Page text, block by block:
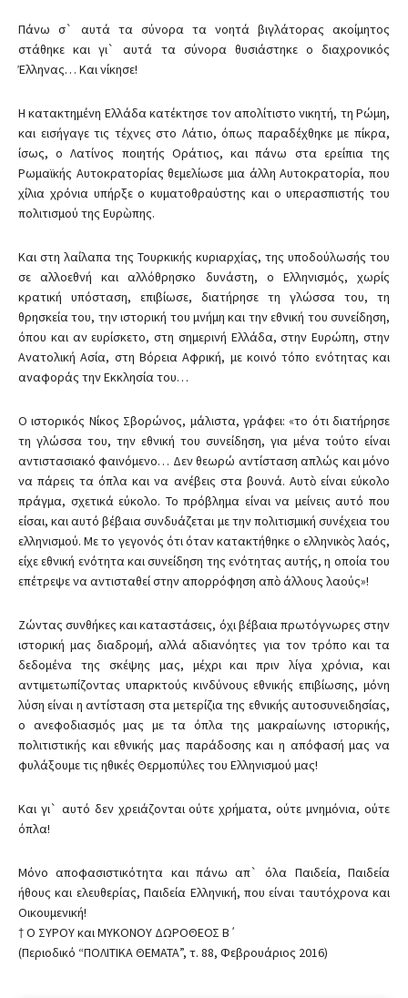
Πάνω σ` αυτά τα σύνορα τα νοητά βιγλάτορας ακοίμητος
στάθηκε και γι` αυτά τα σύνορα θυσιάστηκε ο διαχρονικός
Έλληνας… Και νίκησε!
Η κατακτημένη Ελλάδα κατέκτησε τον απολίτιστο νικητή, τη Ρώμη,
και εισήγαγε τις τέχνες στο Λάτιο, όπως παραδέχθηκε με πίκρα,
ίσως, ο Λατίνος ποιητής Οράτιος, και πάνω στα ερείπια της
Ρωμαϊκής Αυτοκρατορίας θεμελίωσε μια άλλη Αυτοκρατορία, που
χίλια χρόνια υπήρξε ο κυματοθραύστης και ο υπερασπιστής του
πολιτισμού της Ευρὼπης.
Και στη λαίλαπα της Τουρκικής κυριαρχίας, της υποδούλωσής του
σε αλλοεθνή και αλλόθρησκο δυνάστη, ο Ελληνισμός, χωρίς
κρατική υπόσταση, επιβίωσε, διατήρησε τη γλώσσα του, τη
θρησκεία του, την ιστορική του μνήμη και την εθνική του συνείδηση,
όπου και αν ευρίσκετο, στη σημερινή Ελλάδα, στην Ευρώπη, στην
Ανατολική Ασία, στη Βόρεια Αφρική, με κοινό τόπο ενότητας και
αναφοράς την Εκκλησία του…
Ο ιστορικός Νίκος Σβορώνος, μάλιστα, γράφει: «το ότι διατήρησε
τη γλώσσα του, την εθνική του συνείδηση, για μένα τούτο είναι
αντιστασιακό φαινόμενο… Δεν θεωρώ αντίσταση απλώς και μόνο
να πάρεις τα όπλα και να ανέβεις στα βουνά. Αυτὸ είναι εύκολο
πράγμα, σχετικά εύκολο. Το πρόβλημα είναι να μείνεις αυτό που
είσαι, και αυτό βέβαια συνδυάζεται με την πολιτισμική συνέχεια του
ελληνισμού. Με το γεγονός ότι όταν κατακτήθηκε ο ελληνικὸς λαός,
είχε εθνική ενότητα και συνείδηση της ενότητας αυτής, η οποία του
επέτρεψε να αντισταθεί στην απορρόφηση απὸ άλλους λαούς»!
Ζώντας συνθήκες και καταστάσεις, όχι βέβαια πρωτόγνωρες στην
ιστορική μας διαδρομή, αλλά αδιανόητες για τον τρόπο και τα
δεδομένα της σκέψης μας, μέχρι και πριν λίγα χρόνια, και
αντιμετωπίζοντας υπαρκτούς κινδύνους εθνικής επιβίωσης, μόνη
λύση είναι η αντίσταση στα μετερίζια της εθνικής αυτοσυνειδησίας,
ο ανεφοδιασμός μας με τα όπλα της μακραίωνης ιστορικής,
πολιτιστικής και εθνικής μας παράδοσης και η απόφασή μας να
φυλάξουμε τις ηθικές Θερμοπύλες του Ελληνισμού μας!
Και γι` αυτό δεν χρειάζονται ούτε χρήματα, ούτε μνημόνια, ούτε
όπλα!
Μόνο αποφασιστικότητα και πάνω απ` όλα Παιδεία, Παιδεία
ήθους και ελευθερίας, Παιδεία Ελληνική, που είναι ταυτόχρονα και
Οικουμενική!
† O ΣΥΡΟΥ και ΜΥΚΟΝΟΥ ΔΩΡΟΘΕΟΣ Β΄
(Περιοδικό “ΠΟΛΙΤΙΚΑ ΘΕΜΑΤΑ”, τ. 88, Φεβρουάριος 2016)